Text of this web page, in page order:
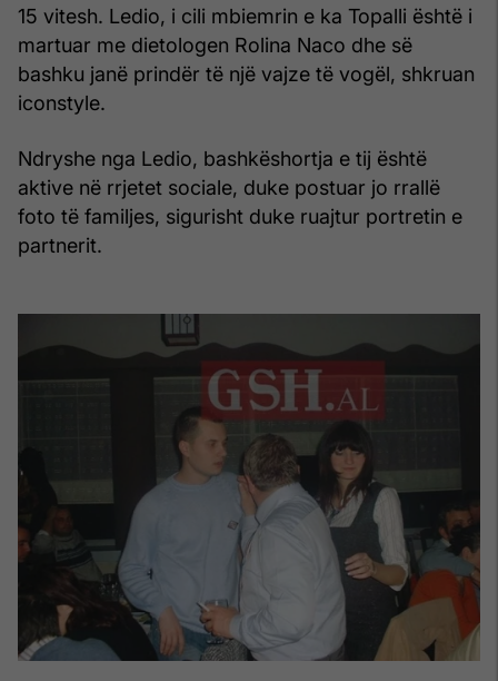
15 vitesh. Ledio, i cili mbiemrin e ka Topalli është i
martuar me dietologen Rolina Naco dhe së
bashku janë prindër të një vajze të vogël, shkruan
iconstyle.
Ndryshe nga Ledio, bashkëshortja e tij është
aktive në rrjetet sociale, duke postuar jo rrallë
foto të familjes, sigurisht duke ruajtur portretin e
partnerit.